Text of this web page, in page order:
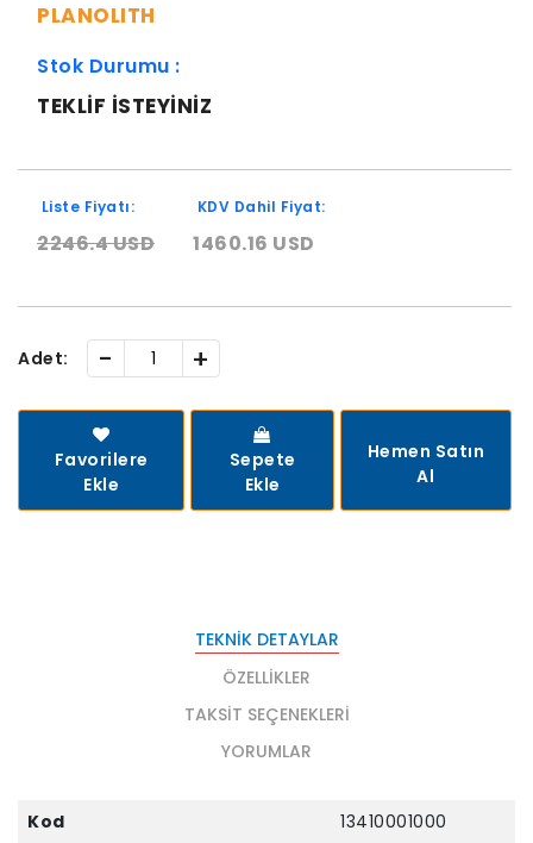
PLANOLITH
Stok Durumu :
TEKLIF ISTEYINIZ
Liste Fiyatı:
2246.4 USD
KDV Dahil Fiyat:
1460.16 USD
Adet: - +
Favorilere
Ekle
Sepete
Ekle
Hemen Satın
Al
TEKNIK DETAYLAR
ÖZELLIKLER
TAKSIT SEÇENEKLERI
YORUMLAR
Kod
13410001000